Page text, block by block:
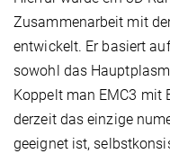
Zusammenarbeit mit
entwickelt. Er basiert
sowohl das
Koppelt man EMC3 mit
derzeit das einzige
geeignet ist,